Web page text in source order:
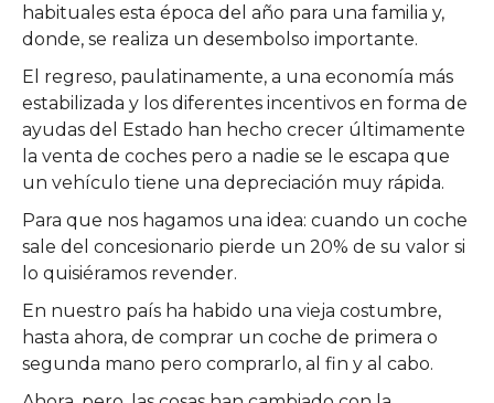
habituales esta época del año para una familia y,
donde, se realiza un desembolso importante.
El regreso, paulatinamente, a una economía más
estabilizada y los diferentes incentivos en forma de
ayudas del Estado han hecho crecer últimamente
la venta de coches pero a nadie se le escapa que
un vehículo tiene una depreciación muy rápida.
Para que nos hagamos una idea: cuando un coche
sale del concesionario pierde un 20% de su valor si
lo quisiéramos revender.
En nuestro país ha habido una vieja costumbre,
hasta ahora, de comprar un coche de primera o
segunda mano pero comprarlo, al fin y al cabo.